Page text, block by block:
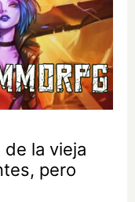
de la vieja
pero